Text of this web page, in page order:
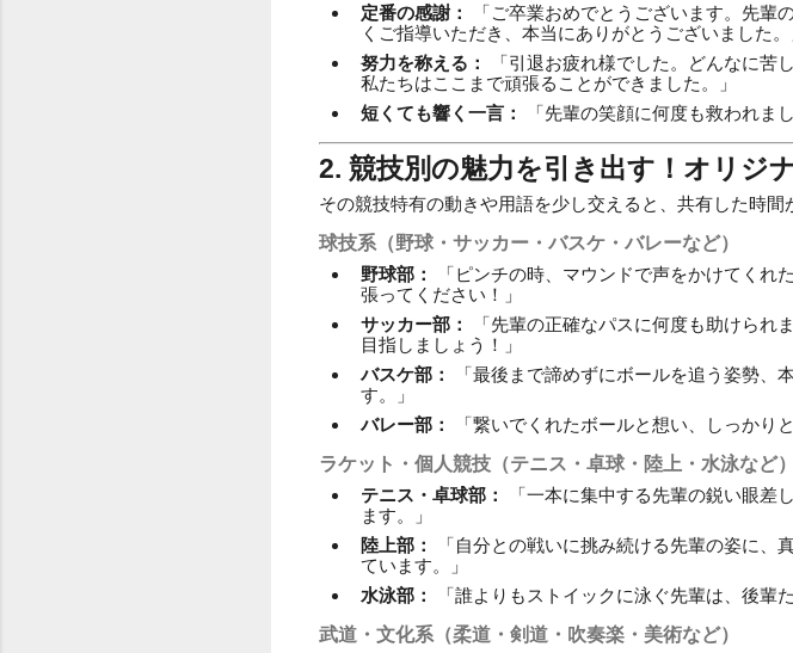
定番の感謝：
「ご卒業おめでとうございます。先輩
くご指導いただき、本当にありがとうございました。
努力を称える：
「引退お疲れ様でした。どんなに苦
私たちはここまで頑張ることができました。」
短くても響く一言：
「先輩の笑顔に何度も救われま
2. 競技別の魅力を引き出す！オリジ
その競技特有の動きや用語を少し交えると、共有した時間
球技系（野球・サッカー・バスケ・バレーなど）
野球部：
「ピンチの時、マウンドで声をかけてくれ
張ってください！」
サッカー部：
「先輩の正確なパスに何度も助けられ
目指しましょう！」
バスケ部：
「最後まで諦めずにボールを追う姿勢、
す。」
バレー部：
「繋いでくれたボールと想い、しっかり
ラケット・個人競技（テニス・卓球・陸上・水泳など）
テニス・卓球部：
「一本に集中する先輩の鋭い眼差
ます。」
陸上部：
「自分との戦いに挑み続ける先輩の姿に、
ています。」
水泳部：
「誰よりもストイックに泳ぐ先輩は、後輩
武道・文化系（柔道・剣道・吹奏楽・美術など）